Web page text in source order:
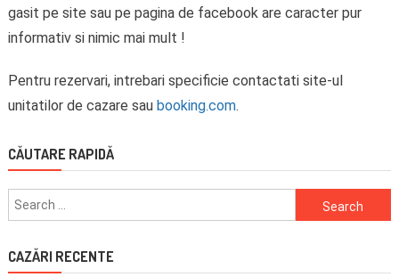
gasit pe site sau pe pagina de facebook are caracter pur
informativ si nimic mai mult !
Pentru rezervari, intrebari specificie contactati site-ul
unitatilor de cazare sau booking.com.
CĂUTARE RAPIDĂ
Search
for:
CAZĂRI RECENTE